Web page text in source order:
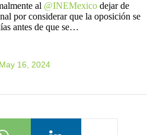
al @INEMexicodejar de
por considerar que la oposición se
antes de que se…
May 16, 2024